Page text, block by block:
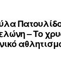
– Το